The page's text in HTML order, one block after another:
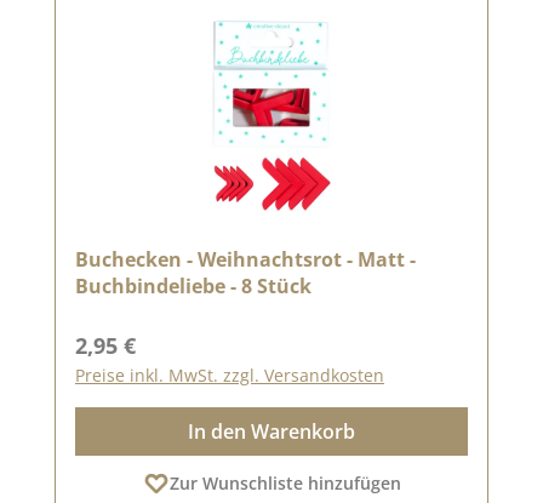
Buchecken - Weihnachtsrot - Matt -
Buchbindeliebe - 8 Stück
Regulärer Preis:
2,95 €
Preise inkl. MwSt. zzgl. Versandkosten
In den Warenkorb
Zur Wunschliste hinzufügen